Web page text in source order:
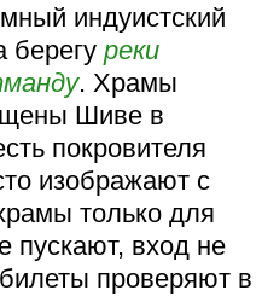
индуистский
берегуреки
. Храмы
Шиве в
покровителя
изображают с
только для
пускают, вход не
проверяют в